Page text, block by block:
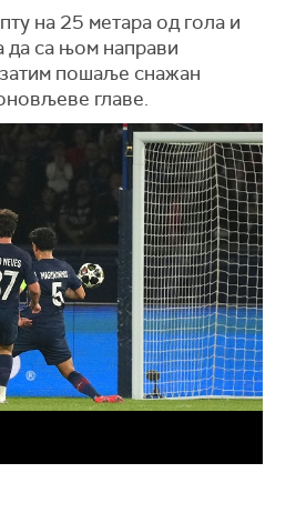
на 25 метара од гола и
да са њом направи
пошаље снажан
главе.